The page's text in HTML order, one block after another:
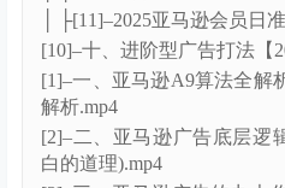
[28]–如何创建FBA发货货件
[29]–货件丢失有差异如何索
[2]–亚马逊前台页面讲解.mp4
[30]–如何在店铺后台拆分合
[31]–如果用表格合并变体
[32]–SP-商品推广类型详解及